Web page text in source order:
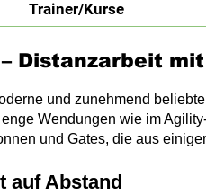
Trainer/Kurse
– Distanzarbeit
und zunehmend
Wendungen wie im
und Gates, die aus
auf Abstand